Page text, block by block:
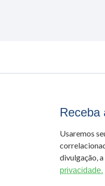
Receba
Usaremos
divulgação,
privacidade.